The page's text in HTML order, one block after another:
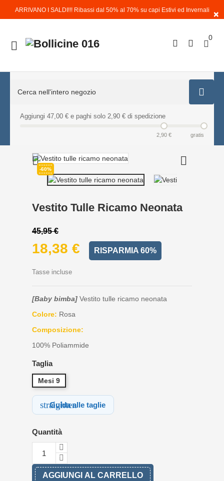
×
ARRIVANO I SALDI!!! Ribassi dal 50% al 70% su capi Estivi ed Invernali

0
Aggiungi 47,00 € e paghi solo 2,90 € di spedizione
2,90 € gratis
-60%
 
Vestito Tulle Ricamo Neonata
45,95 €
18,38 € RISPARMIA 60%
Tasse incluse
[Baby bimba] Vestito tulle ricamo neonata
Colore: Rosa
Composizione:
100% Poliammide
Taglia
Mesi 9
straighten
Guida alle taglie
Quantità
AGGIUNGI AL CARRELLO